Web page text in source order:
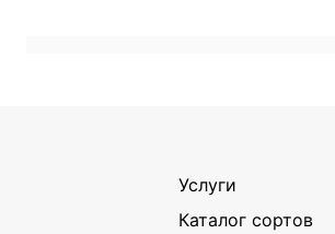
Услуги
Каталог сортов